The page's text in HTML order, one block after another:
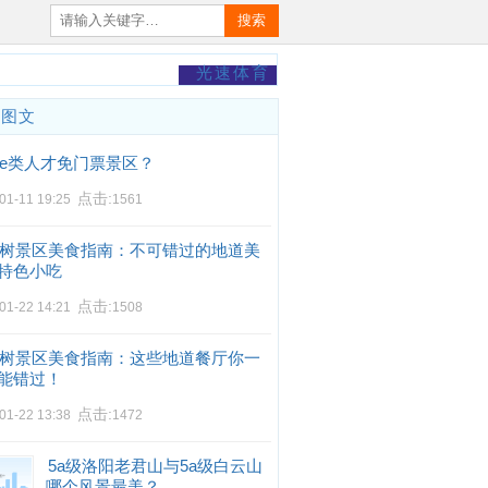
搜索
光速体育
文
类人才免门票景区？
11 19:25 点击:1561
景区美食指南：不可错过的地道美
色小吃
22 14:21 点击:1508
景区美食指南：这些地道餐厅你一
错过！
22 13:38 点击:1472
5a级洛阳老君山与5a级白云山